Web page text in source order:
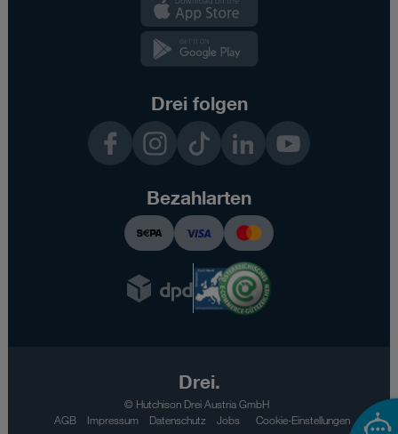
Drei folgen
InstagramTikTok LinkedIn YouTube
Bezahlarten
Drei.
© Hutchison Drei Austria GmbH
AGB
Impressum Datenschutz Jobs Cookie-Einstellungen